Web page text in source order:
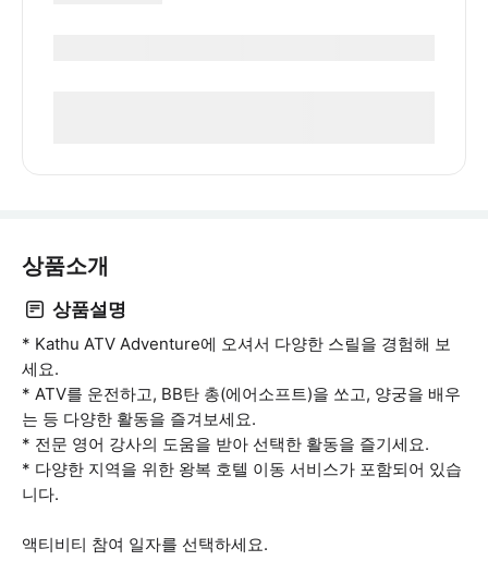
상품소개
상품설명
* Kathu ATV Adventure에 오셔서 다양한 스릴을 경험해 보
세요.
* ATV를 운전하고, BB탄 총(에어소프트)을 쏘고, 양궁을 배우
는 등 다양한 활동을 즐겨보세요.
* 전문 영어 강사의 도움을 받아 선택한 활동을 즐기세요.
* 다양한 지역을 위한 왕복 호텔 이동 서비스가 포함되어 있습
니다.
액티비티 참여 일자를 선택하세요.